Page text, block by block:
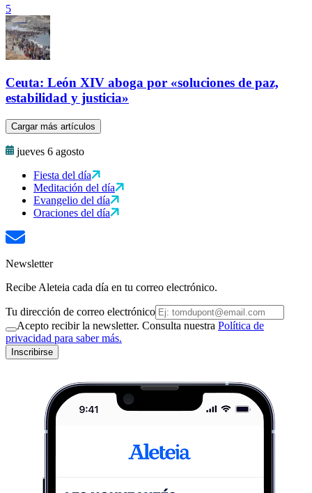
5
Ceuta: León XIV aboga por «soluciones de paz,
estabilidad y justicia»
Cargar más artículos
jueves 6 agosto
Fiesta del día
Meditación del día
Evangelio del día
Oraciones del día
Newsletter
Recibe Aleteia cada día en tu correo electrónico.
Tu dirección de correo electrónico
Acepto recibir la newsletter. Consulta nuestra Política de
privacidad para saber más.
Inscribirse